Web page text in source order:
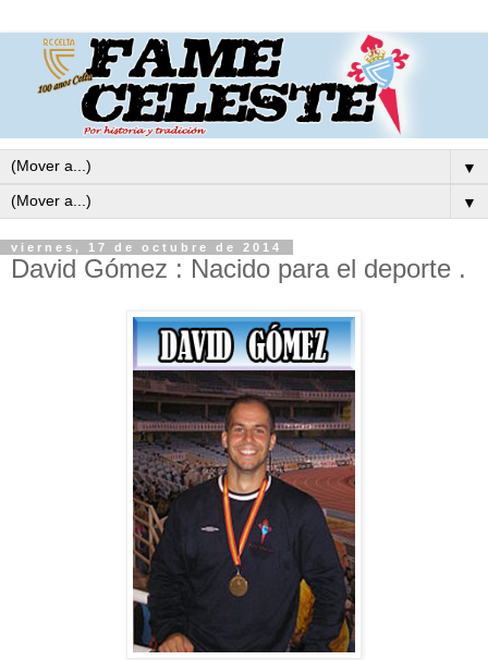
▼
▼
viernes, 17 de octubre de 2014
David Gómez : Nacido para el deporte .